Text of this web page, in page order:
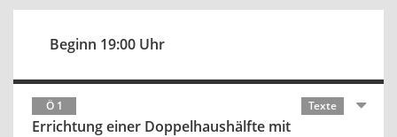
Beginn 19:00 Uhr
Ö 1 Texte
Errichtung einer Doppelhaushälfte mit